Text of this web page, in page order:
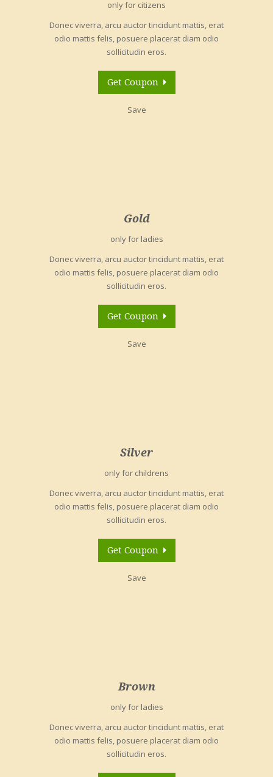
only for citizens
Donec viverra, arcu auctor tincidunt mattis, erat
odio mattis felis, posuere placerat diam odio
sollicitudin eros.
Get Coupon
Save
Gold
only for ladies
Donec viverra, arcu auctor tincidunt mattis, erat
odio mattis felis, posuere placerat diam odio
sollicitudin eros.
Get Coupon
Save
Silver
only for childrens
Donec viverra, arcu auctor tincidunt mattis, erat
odio mattis felis, posuere placerat diam odio
sollicitudin eros.
Get Coupon
Save
Brown
only for ladies
Donec viverra, arcu auctor tincidunt mattis, erat
odio mattis felis, posuere placerat diam odio
sollicitudin eros.